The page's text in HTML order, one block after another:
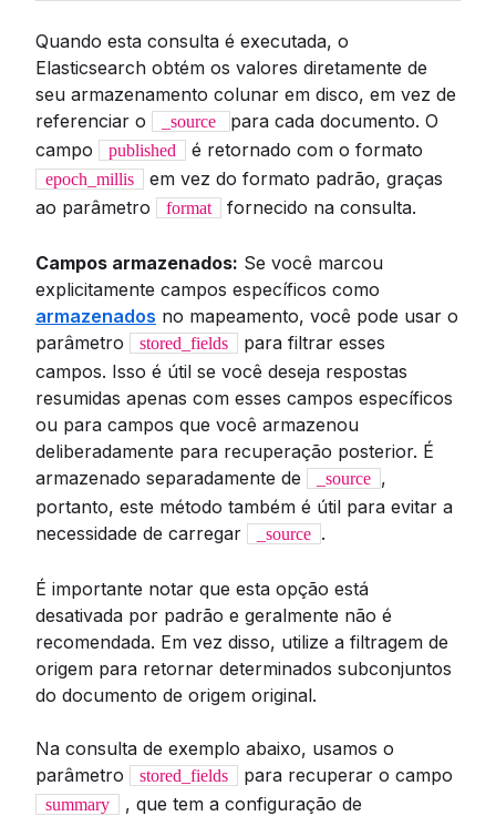
Quando esta consulta é executada, o
Elasticsearch obtém os valores diretamente de
seu armazenamento colunar em disco, em vez de
referenciar o
_source
para cada documento. O
campo
published é retornado com o formato
epoch_millis
em vez do formato padrão, graças
ao parâmetro
format fornecido na consulta.
Campos armazenados: Se você marcou
explicitamente campos específicos como
armazenados no mapeamento, você pode usar o
parâmetro
stored_fields
para filtrar esses
campos. Isso é útil se você deseja respostas
resumidas apenas com esses campos específicos
ou para campos que você armazenou
deliberadamente para recuperação posterior. É
armazenado separadamente de
_source ,
portanto, este método também é útil para evitar a
necessidade de carregar
_source .
É importante notar que esta opção está
desativada por padrão e geralmente não é
recomendada. Em vez disso, utilize a filtragem de
origem para retornar determinados subconjuntos
do documento de origem original.
Na consulta de exemplo abaixo, usamos o
parâmetro
stored_fields para recuperar o campo
summary
, que tem a configuração de